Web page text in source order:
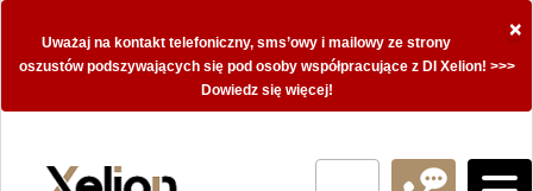
×
Uważaj na kontakt telefoniczny, sms’owy i mailowy ze strony
oszustów podszywających się pod osoby współpracujące z DI Xelion! >>>
Dowiedz się więcej!